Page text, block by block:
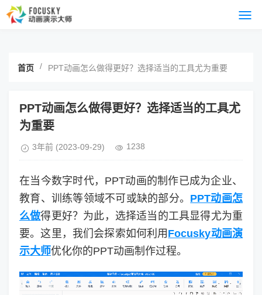
首页 / PPT动画怎么做得更好？选择适当的工具尤为重要
PPT动画怎么做得更好？选择适当的工具尤
为重要
3年前 (2023-09-29) 1238
在当今数字时代，PPT动画的制作已成为企业、
教育、训练等领域不可或缺的部分。 PPT动画怎
么做得更好？为此，选择适当的工具显得尤为重
要。这里，我们会探索如何利用 Focusky动画演
示大师优化你的PPT动画制作过程。